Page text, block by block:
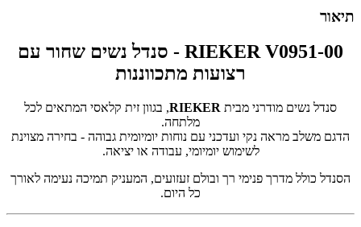
תיאור
RIEKER V0951-00 - סנדל נשים שחור עם
רצועות מתכווננות
סנדל נשים מודרני מבית RIEKER, בגוון זית קלאסי המתאים לכל
מלתחה.
הדגם משלב מראה נקי ועדכני עם נוחות יומיומית גבוהה - בחירה מצוינת
לשימוש יומיומי, עבודה או יציאה.
הסנדל כולל מדרך פנימי רך ובולם זעזועים, המעניק תמיכה נעימה לאורך
כל היום.